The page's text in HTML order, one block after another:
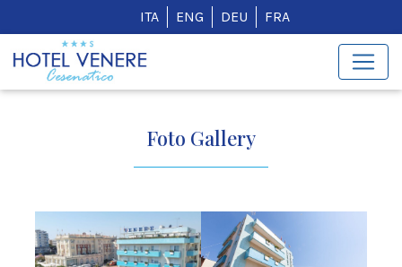
ITA ENG DEU FRA
Foto Gallery